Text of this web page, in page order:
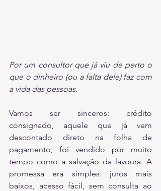
Por um consultor que já viu de perto o
que o dinheiro (ou a falta dele) faz com
a vida das pessoas.
Vamos ser sinceros: crédito
consignado, aquele que já vem
descontado direto na folha de
pagamento, foi vendido por muito
tempo como a salvação da lavoura. A
promessa era simples: juros mais
baixos, acesso fácil, sem consulta ao